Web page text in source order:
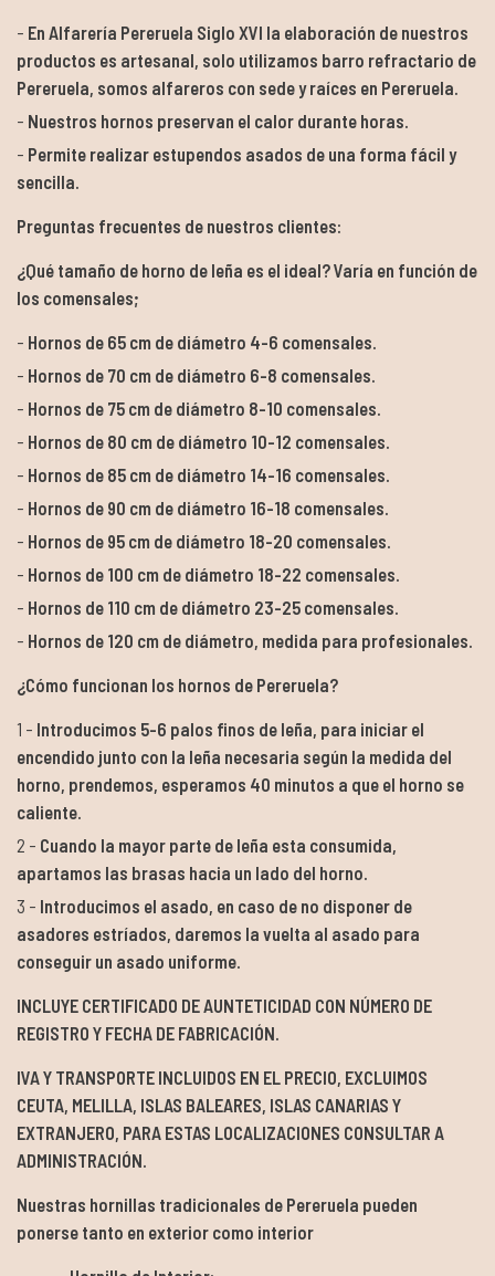
En Alfarería Pereruela Siglo XVI la elaboración de nuestros
productos es artesanal, solo utilizamos barro refractario de
Pereruela, somos alfareros con sede y raíces en Pereruela.
Nuestros hornos preservan el calor durante horas.
Permite realizar estupendos asados de una forma fácil y
sencilla.
Preguntas frecuentes de nuestros clientes:
¿Qué tamaño de horno de leña es el ideal? Varía en función de
los comensales;
Hornos de 65 cm de diámetro 4-6 comensales.
Hornos de 70 cm de diámetro 6-8 comensales.
Hornos de 75 cm de diámetro 8-10 comensales.
Hornos de 80 cm de diámetro 10-12 comensales.
Hornos de 85 cm de diámetro 14-16 comensales.
Hornos de 90 cm de diámetro 16-18 comensales.
Hornos de 95 cm de diámetro 18-20 comensales.
Hornos de 100 cm de diámetro 18-22 comensales.
Hornos de 110 cm de diámetro 23-25 comensales.
Hornos de 120 cm de diámetro, medida para profesionales.
¿Cómo funcionan los hornos de Pereruela?
Introducimos 5-6 palos finos de leña, para iniciar el
encendido junto con la leña necesaria según la medida del
horno, prendemos, esperamos 40 minutos a que el horno se
caliente.
Cuando la mayor parte de leña esta consumida,
apartamos las brasas hacia un lado del horno.
Introducimos el asado, en caso de no disponer de
asadores estríados, daremos la vuelta al asado para
conseguir un asado uniforme.
INCLUYE CERTIFICADO DE AUNTETICIDAD CON NÚMERO DE
REGISTRO Y FECHA DE FABRICACIÓN.
IVA Y TRANSPORTE INCLUIDOS EN EL PRECIO, EXCLUIMOS
CEUTA, MELILLA, ISLAS BALEARES, ISLAS CANARIAS Y
EXTRANJERO, PARA ESTAS LOCALIZACIONES CONSULTAR A
ADMINISTRACIÓN.
Nuestras hornillas tradicionales de Pereruela pueden
ponerse tanto en exterior como interior